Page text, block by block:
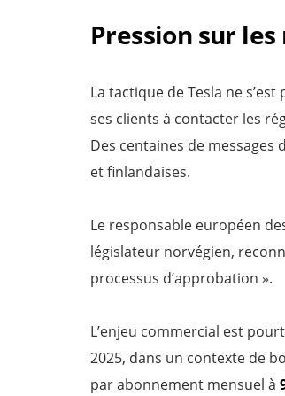
Pression sur
La tactique de Tesla ne
ses clients à contacter les
Des centaines de
et finlandaises.
Le responsable européen
législateur norvégien,
processus d’approbation ».
L’enjeu commercial est
2025, dans un contexte de
par abonnement mensuel à